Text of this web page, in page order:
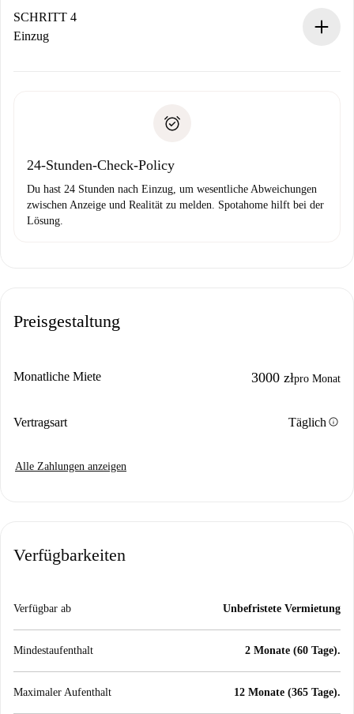
stellen den Kontakt her.
Wenn der Vermieter ablehnen muss, entstehen keine
SCHRITT 4
Einzug
24-Stunden-Check-Policy
Du hast 24 Stunden nach Einzug, um wesentliche Abweichungen
zwischen Anzeige und Realität zu melden. Spotahome hilft bei der
Lösung.
Preisgestaltung
Monatliche Miete 3000 złpro Monat
Vertragsart Täglich info
Alle Zahlungen anzeigen
Verfügbarkeiten
Verfügbar ab Unbefristete Vermietung
Mindestaufenthalt 2 Monate (60 Tage).
Maximaler Aufenthalt 12 Monate (365 Tage).